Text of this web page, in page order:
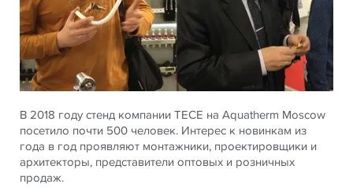
В 2018 году стенд компании ТЕСЕ на Aquatherm Moscow
посетило почти 500 человек. Интерес к новинкам из
года в год проявляют монтажники, проектировщики и
архитекторы, представители оптовых и розничных
продаж.